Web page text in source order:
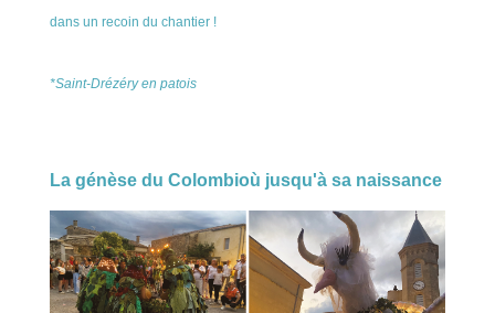
dans un recoin du chantier !
*Saint-Drézéry en patois
La génèse du Colombioù jusqu'à sa naissance